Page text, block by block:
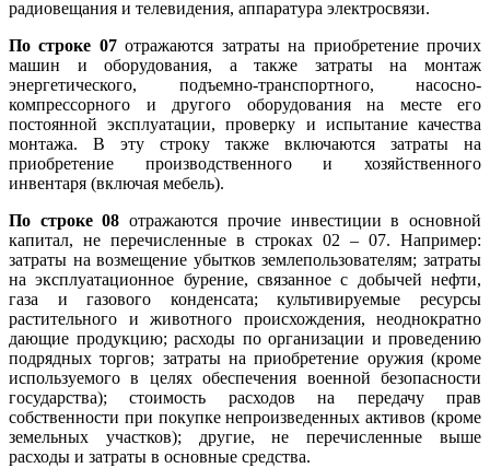
радиовещания и телевидения, аппаратура электросвязи.
По строке 07отражаются затраты на приобретение прочих
машин и оборудования, а также затраты на монтаж
энергетического, подъемно-транспортного, насосно-
компрессорного и другого оборудования на месте его
постоянной эксплуатации, проверку и испытание качества
монтажа. В эту строку также включаются затраты на
приобретение производственного и хозяйственного
инвентаря (включая мебель).
По строке 08 отражаются прочие инвестиции в основной
капитал, не перечисленные в строках 02 – 07. Например:
затраты на возмещение убытков землепользователям; затраты
на эксплуатационное бурение, связанное с добычей нефти,
газа и газового конденсата; культивируемые ресурсы
растительного и животного происхождения, неоднократно
дающие продукцию; расходы по организации и проведению
подрядных торгов; затраты на приобретение оружия (кроме
используемого в целях обеспечения военной безопасности
государства); стоимость расходов на передачу прав
собственности при покупке непроизведенных активов (кроме
земельных участков); другие, не перечисленные выше
расходы и затраты в основные средства.